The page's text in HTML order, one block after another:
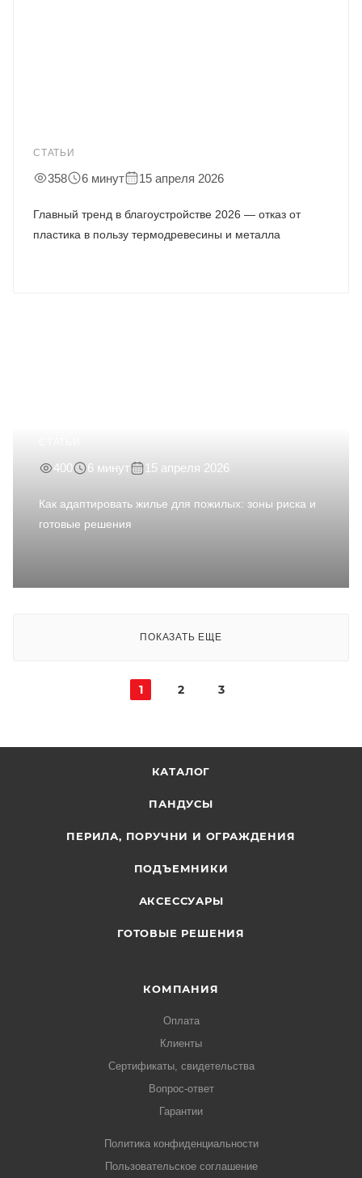
СТАТЬИ
358 6 минут 15 апреля 2026
Главный тренд в благоустройстве 2026 — отказ от
пластика в пользу термодревесины и металла
400 6 минут 15 апреля 2026
Как адаптировать жилье для пожилых: зоны риска и
готовые решения
ПОКАЗАТЬ ЕЩЕ
1 2 3
КАТАЛОГ
ПАНДУСЫ
ПЕРИЛА, ПОРУЧНИ И ОГРАЖДЕНИЯ
ПОДЪЕМНИКИ
АКСЕССУАРЫ
ГОТОВЫЕ РЕШЕНИЯ
КОМПАНИЯ
Оплата
Клиенты
Сертификаты, свидетельства
Вопрос-ответ
Гарантии
Политика конфиденциальности
Пользовательское соглашение